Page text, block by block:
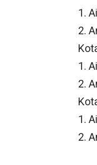
1.
2.
1.
2.
1.
2.